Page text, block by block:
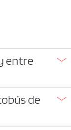
entre
de